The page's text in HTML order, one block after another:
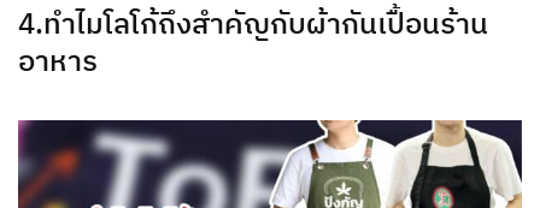
4.ทำไมโลโก้ถึงสำคัญกับผ้ากันเปื้อนร้าน
อาหาร